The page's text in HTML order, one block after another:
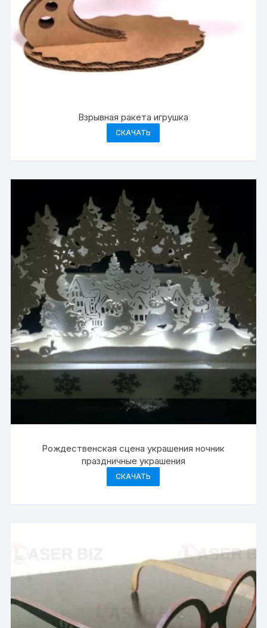
Взрывная ракета игрушка
СКАЧАТЬ
Рождественская сцена украшения ночник
праздничные украшения
СКАЧАТЬ